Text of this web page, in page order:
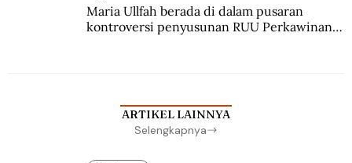
Maria Ullfah berada di dalam pusaran
kontroversi penyusunan RUU Perkawinan.
ARTIKEL LAINNYA
Selengkapnya